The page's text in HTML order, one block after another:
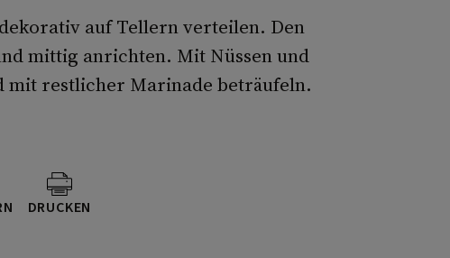
auf Tellern verteilen. Den
mittig anrichten. Mit Nüssen und
mit restlicher Marinade beträufeln.
DRUCKEN